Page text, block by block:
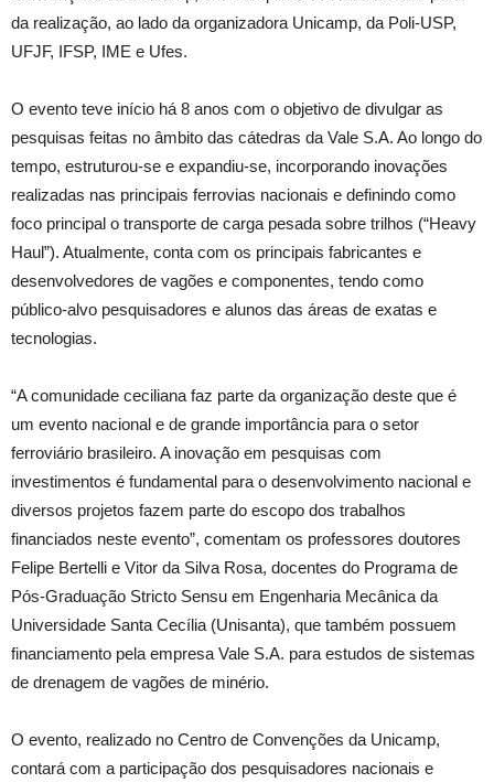
da realização, ao lado da organizadora Unicamp, da Poli-USP,
UFJF, IFSP, IME e Ufes.
O evento teve início há 8 anos com o objetivo de divulgar as
pesquisas feitas no âmbito das cátedras da Vale S.A. Ao longo do
tempo, estruturou-se e expandiu-se, incorporando inovações
realizadas nas principais ferrovias nacionais e definindo como
foco principal o transporte de carga pesada sobre trilhos (“Heavy
Haul”). Atualmente, conta com os principais fabricantes e
desenvolvedores de vagões e componentes, tendo como
público-alvo pesquisadores e alunos das áreas de exatas e
tecnologias.
“A comunidade ceciliana faz parte da organização deste que é
um evento nacional e de grande importância para o setor
ferroviário brasileiro. A inovação em pesquisas com
investimentos é fundamental para o desenvolvimento nacional e
diversos projetos fazem parte do escopo dos trabalhos
financiados neste evento”, comentam os professores doutores
Felipe Bertelli e Vitor da Silva Rosa, docentes do Programa de
Pós-Graduação Stricto Sensu em Engenharia Mecânica da
Universidade Santa Cecília (Unisanta), que também possuem
financiamento pela empresa Vale S.A. para estudos de sistemas
de drenagem de vagões de minério.
O evento, realizado no Centro de Convenções da Unicamp,
contará com a participação dos pesquisadores nacionais e